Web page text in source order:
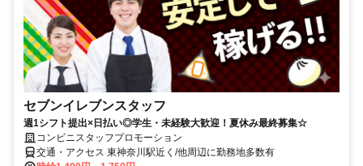
セブンイレブンスタッフ
週1シフト提出×日払い◎学生・未経験大歓迎！夏休み最終募集☆
コンビニスタッフプロモーション
交通・アクセス 東神奈川駅近く/他周辺に勤務地多数有